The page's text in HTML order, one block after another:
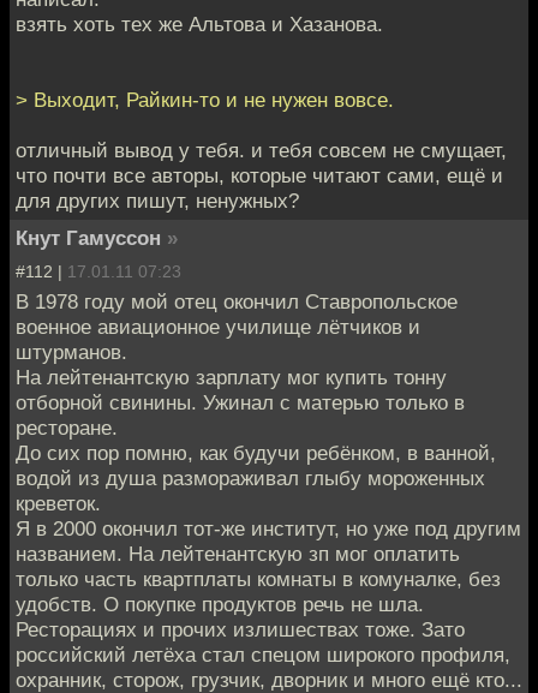
взять хоть тех же Альтова и Хазанова.
> Выходит, Райкин-то и не нужен вовсе.
отличный вывод у тебя. и тебя совсем не смущает,
что почти все авторы, которые читают сами, ещё и
для других пишут, ненужных?
Кнут Гамуссон »
#112 | 17.01.11 07:23
В 1978 году мой отец окончил Ставропольское
военное авиационное училище лётчиков и
штурманов.
На лейтенантскую зарплату мог купить тонну
отборной свинины. Ужинал с матерью только в
ресторане.
До сих пор помню, как будучи ребёнком, в ванной,
водой из душа размораживал глыбу мороженных
креветок.
Я в 2000 окончил тот-же институт, но уже под другим
названием. На лейтенантскую зп мог оплатить
только часть квартплаты комнаты в комуналке, без
удобств. О покупке продуктов речь не шла.
Ресторациях и прочих излишествах тоже. Зато
российский летёха стал спецом широкого профиля,
охранник, сторож, грузчик, дворник и много ещё кто...